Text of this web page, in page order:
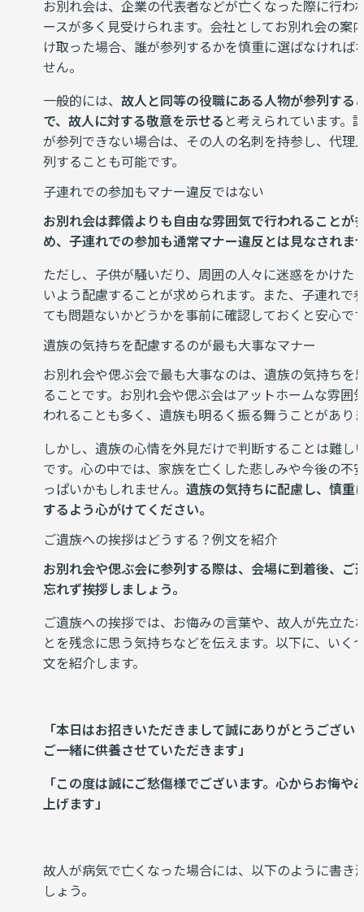
お別れ会は、企業の代表者などが亡くなった際に行わ
ースが多く見受けられます。会社としてお別れ会の案
け取った場合、誰が参列するかを慎重に選ばなければ
せん。
一般的には、 故人と同等の役職にある人物が参列する
で、故人に対する敬意を示せる と考えられています。
が参列できない場合は、その人の名刺を持参し、代理
列することも可能です。
子連れでの参加もマナー違反ではない
お別れ会は葬儀よりも自由な雰囲気で行われることが
め、子連れでの参加も通常マナー違反とは見なされま
ただし、子供が騒いだり、周囲の人々に迷惑をかけた
いよう配慮することが求められます。また、子連れで
ても問題ないかどうかを事前に確認しておくと安心で
遺族の気持ちを配慮するのが最も大事なマナー
お別れ会や偲ぶ会で最も大事なのは、遺族の気持ちを
ることです。お別れ会や偲ぶ会はアットホームな雰囲
われることも多く、遺族も明るく振る舞うことがあり
しかし、遺族の心情を外見だけで判断することは難し
です。心の中では、家族を亡くした悲しみや今後の不
っぱいかもしれません。 遺族の気持ちに配慮し、慎重
するよう心がけてください。
ご遺族への挨拶はどうする？例文を紹介
お別れ会や偲ぶ会に参列する際は、会場に到着後、ご
忘れず挨拶しましょう。
ご遺族への挨拶では、お悔みの言葉や、故人が先立た
とを残念に思う気持ちなどを伝えます。以下に、いく
文を紹介します。
「本日はお招きいただきまして誠にありがとうござい
ご一緒に供養させていただきます」
「この度は誠にご愁傷様でございます。心からお悔や
上げます」
故人が病気で亡くなった場合には、以下のように書き
しょう。